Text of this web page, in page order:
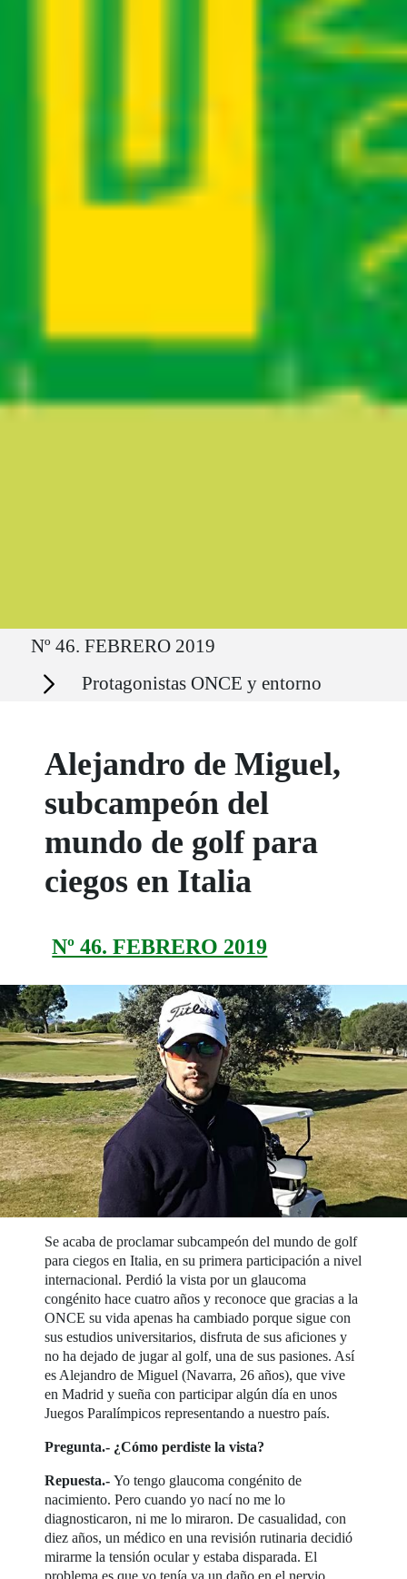
Ruta del sitio
Nº 46. FEBRERO 2019
Secciones Protagonistas ONCE y entorno
Alejandro de Miguel,
subcampeón del
mundo de golf para
ciegos en Italia
Nº 46. FEBRERO 2019
Se acaba de proclamar subcampeón del mundo de golf
para ciegos en Italia, en su primera participación a nivel
internacional. Perdió la vista por un glaucoma
congénito hace cuatro años y reconoce que gracias a la
ONCE su vida apenas ha cambiado porque sigue con
sus estudios universitarios, disfruta de sus aficiones y
no ha dejado de jugar al golf, una de sus pasiones. Así
es Alejandro de Miguel (Navarra, 26 años), que vive
en Madrid y sueña con participar algún día en unos
Juegos Paralímpicos representando a nuestro país.
Pregunta.- ¿Cómo perdiste la vista?
Repuesta.-Yo tengo glaucoma congénito de
nacimiento. Pero cuando yo nací no me lo
diagnosticaron, ni me lo miraron. De casualidad, con
diez años, un médico en una revisión rutinaria decidió
mirarme la tensión ocular y estaba disparada. El
problema es que yo tenía ya un daño en el nervio